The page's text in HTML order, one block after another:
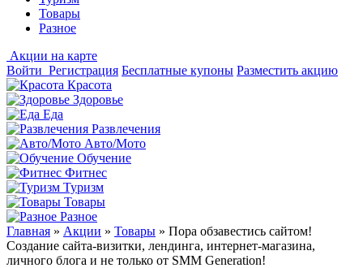
Товары
Разное
Акции на карте
Войти Регистрация Бесплатные купоны Разместить акцию
Красота
Здоровье
Еда
Развлечения
Авто/Мото
Обучение
Фитнес
Туризм
Товары
Разное
Главная » Акции » Товары » Пора обзавестись сайтом!
Создание сайта-визитки, лендинга, интернет-магазина,
личного блога и не только от SMM Generation!